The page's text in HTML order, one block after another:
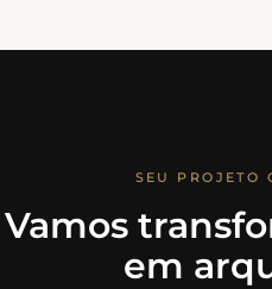
SEU PROJETO
Vamos
em